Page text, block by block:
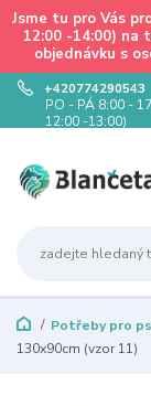
Jsme tu pro Vás
12:00 -14:00) na
objednávku s
+420774290543
PO - PÁ 8:00 -
12:00 -13:00)
Potřeby pro
130x90cm (vzor 11)